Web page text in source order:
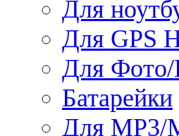
Для
Для GPS
Для Фото/
Батарейки
Для MP3/